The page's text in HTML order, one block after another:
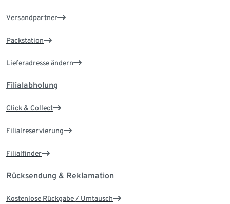
Versandpartner
Packstation
Lieferadresse ändern
Filialabholung
Click & Collect
Filialreservierung
Filialfinder
Rücksendung & Reklamation
Kostenlose Rückgabe / Umtausch